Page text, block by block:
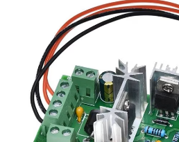
PLA SILK
PA12
Piese si componente imprimante
3D si CNC
Piese electrice si electronice
Piese mecanice
Pat printare